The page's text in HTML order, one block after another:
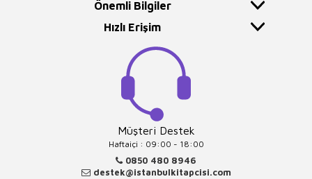
Önemli Bilgiler
Hızlı Erişim
Müşteri Destek
Haftaiçi : 09:00 - 18:00
0850 480 8946
destek@istanbulkitapcisi.com